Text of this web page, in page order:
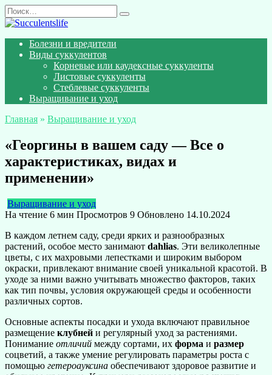
Перейти
к
Search
for:
Болезни и вредители
Виды суккулентов
Корневые или каудексные суккуленты
Листовые суккуленты
Стеблевые суккуленты
Выращивание и уход
Главная » Выращивание и уход
«Георгины в вашем саду — Все о
характеристиках, видах и
применении»
Выращивание и уход
На чтение 6 мин Просмотров 9 Обновлено 14.10.2024
В каждом летнем саду, среди ярких и разнообразных
растений, особое место занимают dahlias. Эти великолепные
цветы, с их махровыми лепестками и широким выбором
окраски, привлекают внимание своей уникальной красотой. В
уходе за ними важно учитывать множество факторов, таких
как тип почвы, условия окружающей среды и особенности
различных сортов.
Основные аспекты посадки и ухода включают правильное
размещение клубней и регулярный уход за растениями.
Понимание отличий между сортами, их форма и размер
соцветий, а также умение регулировать параметры роста с
помощью гетероауксина обеспечивают здоровое развитие и